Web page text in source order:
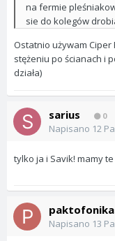
na fermie
sie do kolegów
Ostatnio używam Ciper
stężeniu po ścianach i
działa)
sarius 0
Napisano 12
tylko ja i Savik! mamy
Napisano 13